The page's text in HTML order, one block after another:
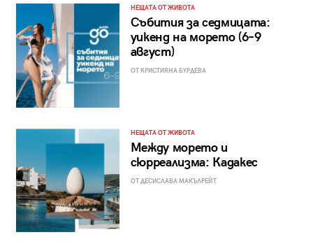
НЕЩАТА ОТ ЖИВОТА
Събития за седмицата:
уикенд на морето (6–9
август)
ОТ КРИСТИЯНА БУРДЕВА
НЕЩАТА ОТ ЖИВОТА
Между морето и
сюрреализма: Кадакес
ОТ ДЕСИСЛАВА МАКЪЛРЕЙТ